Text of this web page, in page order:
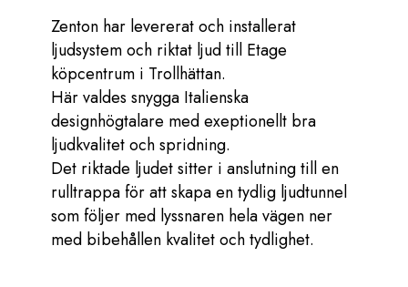
Zenton har levererat och installerat
ljudsystem och riktat ljud till Etage
köpcentrum i Trollhättan.
Här valdes snygga Italienska
designhögtalare med exeptionellt bra
ljudkvalitet och spridning.
Det riktade ljudet sitter i anslutning till en
rulltrappa för att skapa en tydlig ljudtunnel
som följer med lyssnaren hela vägen ner
med bibehållen kvalitet och tydlighet.